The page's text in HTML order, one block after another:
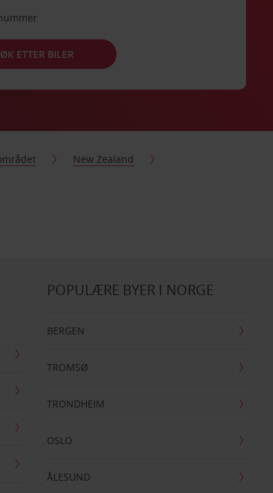
ETTER BILER
New Zealand
POPULÆRE BYER I NORGE
BERGEN
TROMSØ
TRONDHEIM
OSLO
ÅLESUND